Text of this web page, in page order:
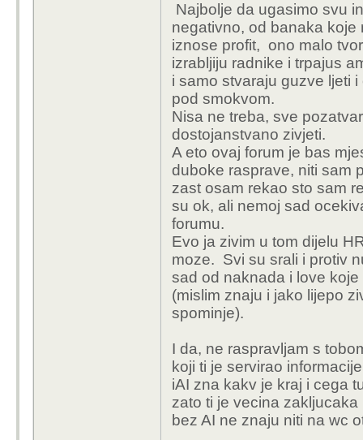
Pixel
Najbolje da ugasimo svu
negativno, od banaka
iznose profit, ono malo
izrabljiju radnike i trpajus
i samo stvaraju guzve ljeti
pod smokvom.
Nisa ne treba, sve
dostojanstvano zivjeti.
A eto ovaj forum je bas
duboke rasprave, niti sam
zast osam rekao sto sam
su ok, ali nemoj sad
forumu.
Evo ja zivim u tom dijelu
moze. Svi su srali i protiv
sad od naknada i love
(mislim znaju i jako lijepo
spominje).
I da, ne raspravljam s
koji ti je servirao
iAI zna kakv je kraj i cega
zato ti je vecina
bez AI ne znaju niti na wc